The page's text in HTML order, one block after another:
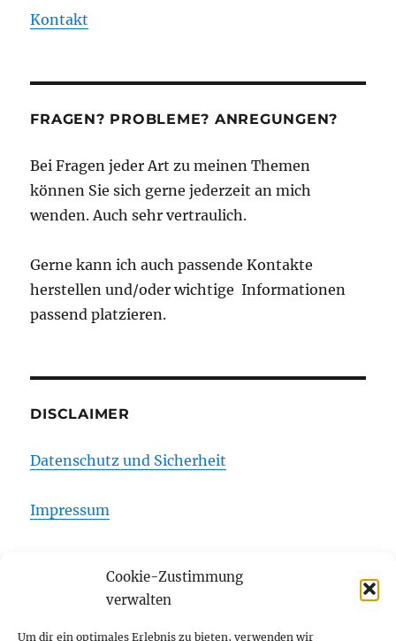
Cookie-Zustimmung
verwalten
Um dir ein optimales Erlebnis zu bieten, verwenden wir
Kontakt
FRAGEN? PROBLEME? ANREGUNGEN?
Bei Fragen jeder Art zu meinen Themen
können Sie sich gerne jederzeit an mich
wenden. Auch sehr vertraulich.
Gerne kann ich auch passende Kontakte
herstellen und/oder wichtige Informationen
passend platzieren.
DISCLAIMER
Datenschutz und Sicherheit
Impressum
Über mich